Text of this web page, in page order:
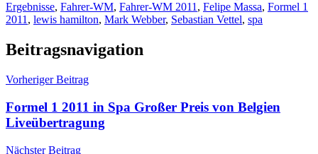
Ergebnisse, Fahrer-WM, Fahrer-WM 2011 , Felipe Massa, Formel 1
2011 , lewis hamilton, Mark Webber, Sebastian Vettel, spa
Beitragsnavigation
Vorheriger Beitrag
Formel 1 2011 in Spa Großer Preis von Belgien
Liveübertragung
Nächster Beitrag